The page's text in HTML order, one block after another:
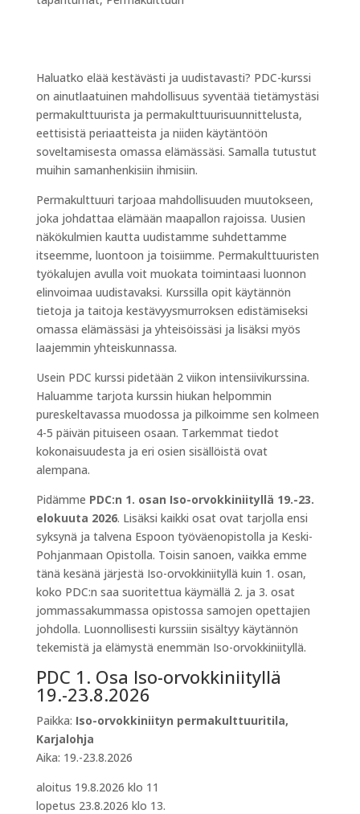
Haluatko elää kestävästi ja uudistavasti? PDC-kurssi
on ainutlaatuinen mahdollisuus syventää tietämystäsi
permakulttuurista ja permakulttuurisuunnittelusta,
eettisistä periaatteista ja niiden käytäntöön
soveltamisesta omassa elämässäsi. Samalla tutustut
muihin samanhenkisiin ihmisiin.
Permakulttuuri tarjoaa mahdollisuuden muutokseen,
joka johdattaa elämään maapallon rajoissa. Uusien
näkökulmien kautta uudistamme suhdettamme
itseemme, luontoon ja toisiimme. Permakulttuuristen
työkalujen avulla voit muokata toimintaasi luonnon
elinvoimaa uudistavaksi. Kurssilla opit käytännön
tietoja ja taitoja kestävyysmurroksen edistämiseksi
omassa elämässäsi ja yhteisöissäsi ja lisäksi myös
laajemmin yhteiskunnassa.
Usein PDC kurssi pidetään 2 viikon intensiivikurssina.
Haluamme tarjota kurssin hiukan helpommin
pureskeltavassa muodossa ja pilkoimme sen kolmeen
4-5 päivän pituiseen osaan. Tarkemmat tiedot
kokonaisuudesta ja eri osien sisällöistä ovat
alempana.
Pidämme PDC:n 1. osan Iso-orvokkiniityllä 19.-23.
elokuuta 2026. Lisäksi kaikki osat ovat tarjolla ensi
syksynä ja talvena Espoon työväenopistolla ja Keski-
Pohjanmaan Opistolla. Toisin sanoen, vaikka emme
tänä kesänä järjestä Iso-orvokkiniityllä kuin 1. osan,
koko PDC:n saa suoritettua käymällä 2. ja 3. osat
jommassakummassa opistossa samojen opettajien
johdolla. Luonnollisesti kurssiin sisältyy käytännön
tekemistä ja elämystä enemmän Iso-orvokkiniityllä.
PDC 1. Osa Iso-orvokkiniityllä
19.-23.8.2026
Paikka: Iso-orvokkiniityn permakulttuuritila,
Karjalohja
Aika: 19.-23.8.2026
aloitus 19.8.2026 klo 11
lopetus 23.8.2026 klo 13.